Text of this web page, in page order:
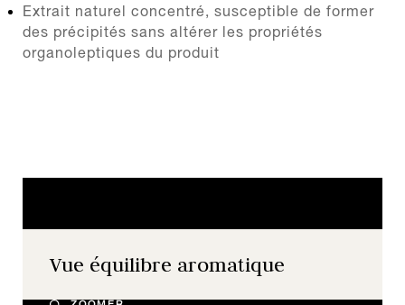
Extrait naturel concentré, susceptible de former
des précipités sans altérer les propriétés
organoleptiques du produit
Vue équilibre aromatique